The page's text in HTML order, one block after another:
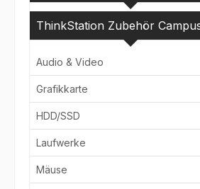
ThinkStation Zubehör
Audio & Video
Grafikkarte
HDD/SSD
Laufwerke
Mäuse